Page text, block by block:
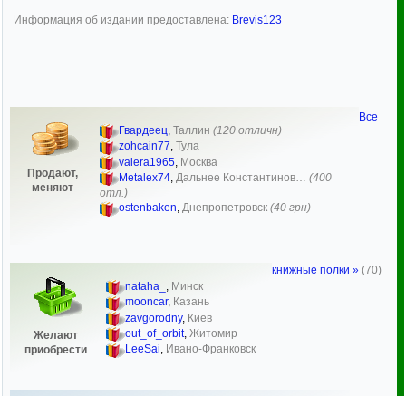
Информация об издании предоставлена: Brevis123
Продают,
меняют
Гвардеец, Таллин (120 отличн)
zohcain77, Тула
valera1965 Москва
Metalex74, Дальнее Константинов… (400
отл.)
ostenbaken, Днепропетровск (40 грн)
Желают
приобрести
nataha_ , Минск
mooncar, Казань
zavgorodny, Киев
out_of_orbit, Житомир
LeeSai, Ивано-Франковск
Все
книжные полки » (70)